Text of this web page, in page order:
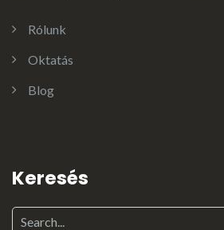
Rólunk
Oktatás
Blog
Keresés